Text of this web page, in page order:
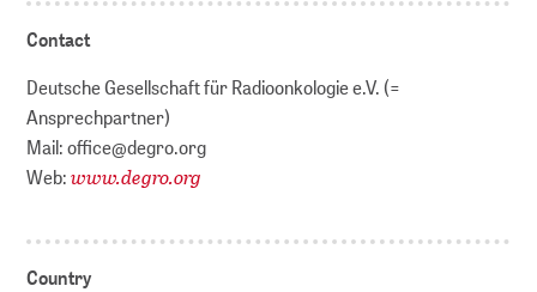
Contact
Deutsche Gesellschaft für Radioonkologie e.V. (=
Ansprechpartner)
Mail: office@degro.org
Web:www.degro.org
Country